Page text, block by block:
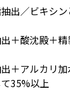
／ビキシン
酸沈殿＋精
アルカリ加
35%以上